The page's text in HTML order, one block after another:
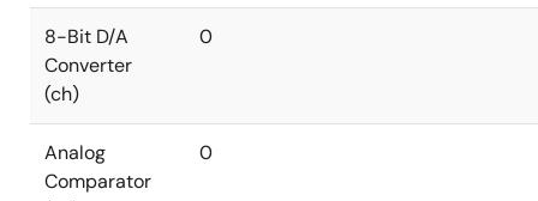
8-Bit D/A
Converter
(ch)
0
Analog
Comparator
0